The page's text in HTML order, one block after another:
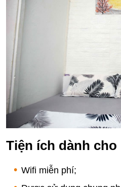
Tiện ích dành cho
Wifi miễn phí;